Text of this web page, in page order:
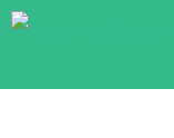
Chuyển